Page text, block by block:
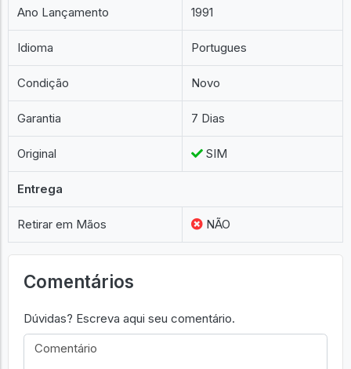
Ano Lançamento 1991
Idioma Portugues
Condição Novo
Garantia 7 Dias
Original SIM
Entrega
Retirar em Mãos NÃO
Comentários
Dúvidas? Escreva aqui seu comentário.